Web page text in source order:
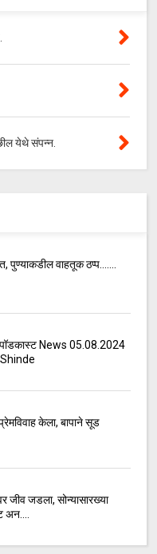
येथे संपन्न.
पुण्याकडील वाहतूक ठप्प.......
News 05.08.2024
केला, बापाने सूड
जीव जडला, सोन्यासारख्या